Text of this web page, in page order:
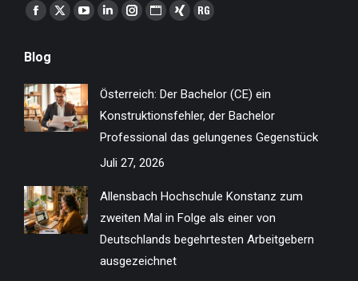
Finden Sie uns auf:
Facebook
opens
in
new
window
X
in
new
window
YouTube
in
new
window
Linkedin
new
window
Instagram
new
window
Website
new
window
XING
new
window
ResearchGate
new
window
Blog
Österreich: Der Bachelor (CE) ein
Konstruktionsfehler, der Bachelor
Professional das gelungenes Gegenstück
Juli 27, 2026
Allensbach Hochschule Konstanz zum
zweiten Mal in Folge als einer von
Deutschlands begehrtesten Arbeitgebern
ausgezeichnet